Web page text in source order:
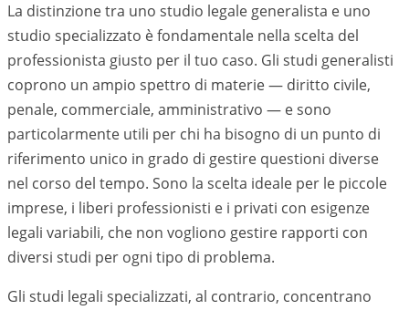
La distinzione tra uno studio legale generalista e uno
studio specializzato è fondamentale nella scelta del
professionista giusto per il tuo caso. Gli studi generalisti
coprono un ampio spettro di materie — diritto civile,
penale, commerciale, amministrativo — e sono
particolarmente utili per chi ha bisogno di un punto di
riferimento unico in grado di gestire questioni diverse
nel corso del tempo. Sono la scelta ideale per le piccole
imprese, i liberi professionisti e i privati con esigenze
legali variabili, che non vogliono gestire rapporti con
diversi studi per ogni tipo di problema.
Gli studi legali specializzati, al contrario, concentrano